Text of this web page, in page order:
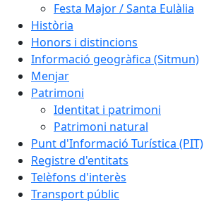
Festa Major / Santa Eulàlia
Història
Honors i distincions
Informació geogràfica (Sitmun)
Menjar
Patrimoni
Identitat i patrimoni
Patrimoni natural
Punt d'Informació Turística (PIT)
Registre d'entitats
Telèfons d'interès
Transport públic